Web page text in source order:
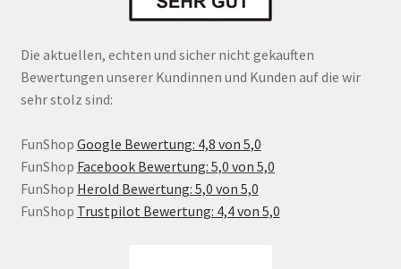
Die aktuellen, echten und sicher nicht gekauften
Bewertungen unserer Kundinnen und Kunden auf die wir
sehr stolz sind:
FunShop Google Bewertung: 4,8 von 5,0
FunShop Facebook Bewertung: 5,0 von 5,0
FunShop Herold Bewertung: 5,0 von 5,0
FunShop Trustpilot Bewertung: 4,4 von 5,0